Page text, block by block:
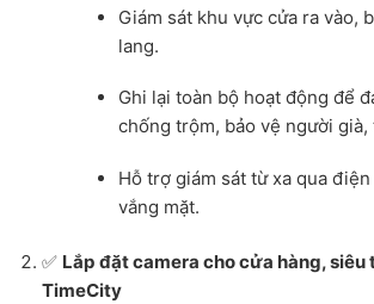
Giám sát khu vực cửa ra vào,
lang.
Ghi lại toàn bộ hoạt động để
chống trộm, bảo vệ người già,
Hỗ trợ giám sát từ xa qua
vắng mặt.
✅ Lắp đặt camera cho cửa hàng, siêu
TimeCity